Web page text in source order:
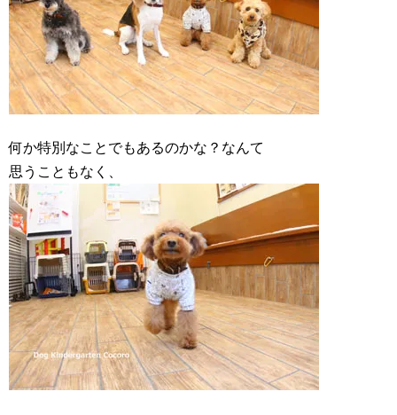
何か特別なことでもあるのかな？なんて
思うこともなく、